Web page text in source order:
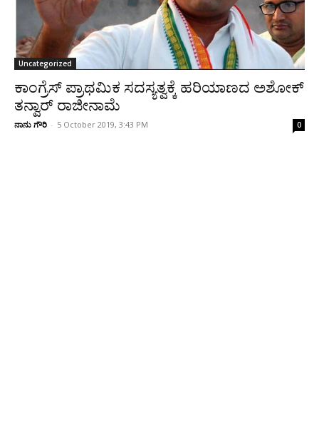
Uncategorized
ಕಾಂಗ್ರೆಸ್ ಪ್ರಾಥಮಿಕ ಸದಸ್ಯತ್ವಕ್ಕೆ ಹರಿಯಾಣದ ಅಶೋಕ್
ತನ್ವಾರ್ ರಾಜೀನಾಮೆ
ನಾನು ಗೌರಿ - 5 October 2019, 3:43 PM 0